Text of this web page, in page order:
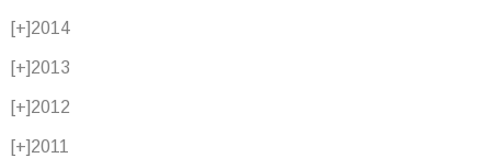
[+]2014
[+]2013
[+]2012
[+]2011